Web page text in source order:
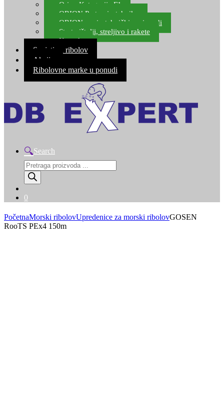
Orion Kategorija F1
ORION Party pirotehnika
ORION nepirotehnički proizvodi
Start pištolji, streljivo i rakete
Kontakt
Savjeti za ribolov
Akcija
Ribolovne marke u ponudi
Search
Products
search
0
PočetnaMorski ribolovUpredenice za morski ribolovGOSEN
RooTS PEx4 150m